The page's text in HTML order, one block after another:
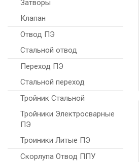
Затворы
Клапан
Отвод ПЭ
Стальной отвод
Переход ПЭ
Стальной переход
Тройник Стальной
Тройники Электросварные
ПЭ
Троиники Литые ПЭ
Скорлупа Отвод ППУ